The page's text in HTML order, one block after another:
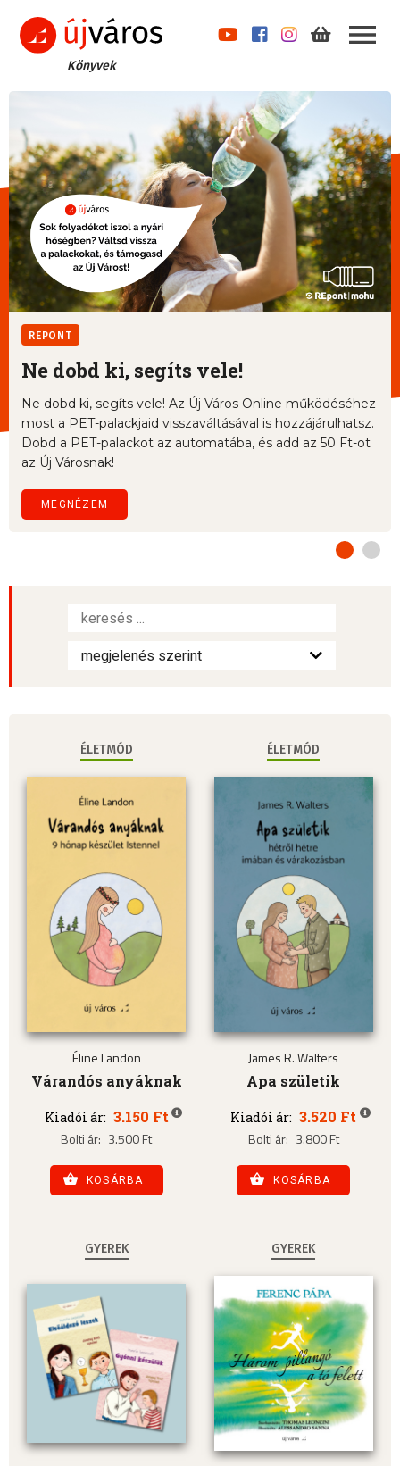
Könyvek
REPONT
Ne dobd ki, segíts vele!
Ne dobd ki, segíts vele! Az Új Város Online működéséhez
most a PET-palackjaid visszaváltásával is hozzájárulhatsz.
Dobd a PET-palackot az automatába, és add az 50 Ft-ot
az Új Városnak!
MEGNÉZEM
ÉLETMÓD
Éline Landon
Várandós anyáknak
Kiadói ár: 3.150 Ft
Bolti ár: 3.500 Ft
KOSÁRBA
ÉLETMÓD
James R. Walters
Apa születik
Kiadói ár: 3.520 Ft
Bolti ár: 3.800 Ft
KOSÁRBA
GYEREK GYEREK